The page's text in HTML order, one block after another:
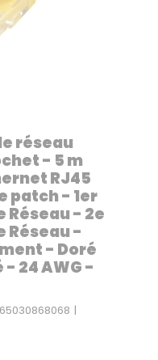
réseau
- 5 m
RJ45
patch - 1er
Réseau - 2e
Réseau -
- Doré
24 AWG -
|